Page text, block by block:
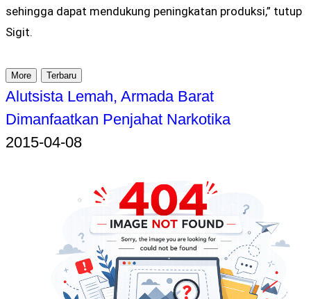
sehingga dapat mendukung peningkatan produksi,” tutup
Sigit.
More Terbaru
Alutsista Lemah, Armada Barat
Dimanfaatkan Penjahat Narkotika
2015-04-08